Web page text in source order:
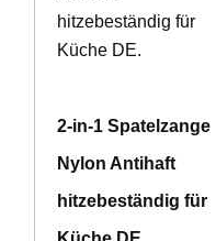
2-in-1 Spatelzange
Nylon Antihaft
hitzebeständig für